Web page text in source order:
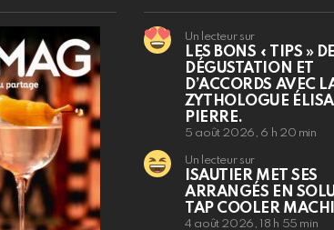
Un lecteur sur
LES BONS « TIPS » DE
DÉGUSTATION ET
D’ACCORDS AVEC
ZYTHOLOGUE
PIERRE.
5 août 2026, 6 h 20 min
Un lecteur sur
ISAUTIER MET SES
ARRANGÉS EN
TAP COOLER
4 août 2026, 18 h 55 min